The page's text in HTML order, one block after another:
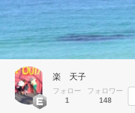
楽 天子
フォロー
1
フォロワー
148